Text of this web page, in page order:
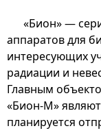
«Бион» —
аппаратов для
интересующих
радиации и
Главным
«Бион-М»
планируется